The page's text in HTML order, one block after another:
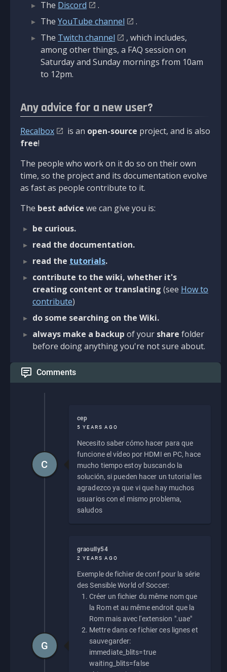
The Discord
.
The YouTube channel
.
The Twitch channel
, which includes,
among other things, a FAQ session on
Saturday and Sunday mornings from 10am
to 12pm.
Any advice for a new user?
Recalbox is an open-source project, and is also
free!
The people who work on it do so on their own
time, so the project and its documentation evolve
as fast as people contribute to it.
The best advice we can give you is:
be curious.
read the documentation.
read the tutorials.
contribute to the wiki, whether it's
creating content or translating (see How to
contribute)
do some searching on the Wiki.
always make a backup of your share folder
before doing anything you're not sure about.
Comments
cep
5 YEARS AGO
Necesito saber cómo hacer para que
funcione el vídeo por HDMI en PC, hace
mucho tiempo estoy buscando la
solución, si pueden hacer un tutorial les
agradezco ya que vi que hay muchos
usuarios con el mismo problema,
saludos
C
graoully54
2 YEARS AGO
Exemple de fichier de conf pour la série
des Sensible World of Soccer:
Créer un fichier du même nom que
la Rom et au même endroit que la
Rom mais avec l'extension ".uae"
Mettre dans ce fichier ces lignes et
sauvegarder:
immediate_blits=true
waiting_blits=false
G